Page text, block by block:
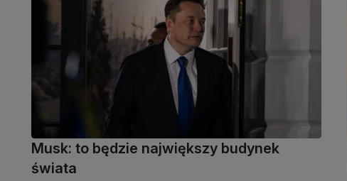
Musk: to będzie największy budynek
świata